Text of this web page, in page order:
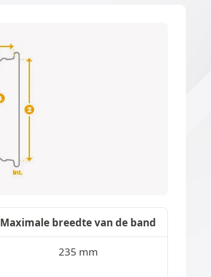
Maximale breedte van de band
235 mm